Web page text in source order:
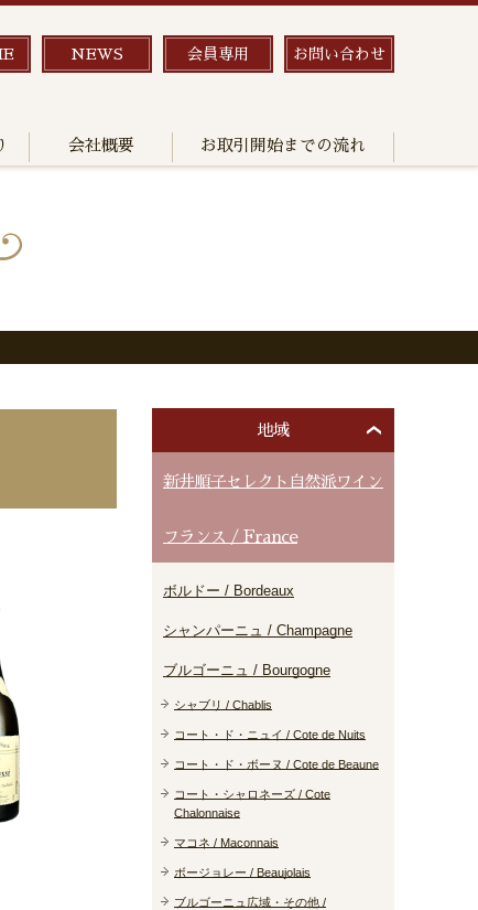
NEWS 会員専用 お問い合わせ
会社概要 お取引開始までの流れ
地域
新井順子セレクト自然派ワイン
フランス / France
ボルドー / Bordeaux
シャンパーニュ / Champagne
ブルゴーニュ / Bourgogne
シャブリ / Chablis
コート・ド・ニュイ / Cote de Nuits
コート・ド・ボーヌ / Cote de Beaune
コート・シャロネーズ / Cote
Chalonnaise
マコネ / Maconnais
ボージョレー / Beaujolais
ブルゴーニュ広域・その他 /